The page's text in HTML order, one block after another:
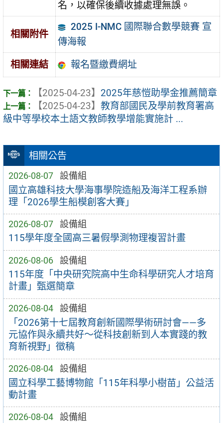
相關公告
2026-08-07 設備組
國立高雄科技大學海事學院造船及海洋工程系辦
理「2026學生船模創客大賽」
2026-08-07 設備組
115學年度全國高三暑假學測物理複習計畫
2026-08-06 設備組
115年度「中央研究院高中生命科學研究人才培育
計畫」甄選簡章
2026-08-04 設備組
「2026第十七屆教育創新國際學術研討會——多
元協作與永續共好～從科技創新到人本實踐的教
育新視野」徵稿
2026-08-04 設備組
國立科學工藝博物館「115年科學小樹苗」公益活
動計畫
2026-08-04 設備組
名，以確保後續收據處理無誤。
相關附件
2025 I-NMC 國際聯合數學競賽 宣
傳海報
相關連結 報名暨繳費網址
【2025-04-23】 2025年慈愷助學金推薦簡章
【2025-04-23】 教育部國民及學前教育署高
級中等學校本土語文教師教學增能實施計 ...